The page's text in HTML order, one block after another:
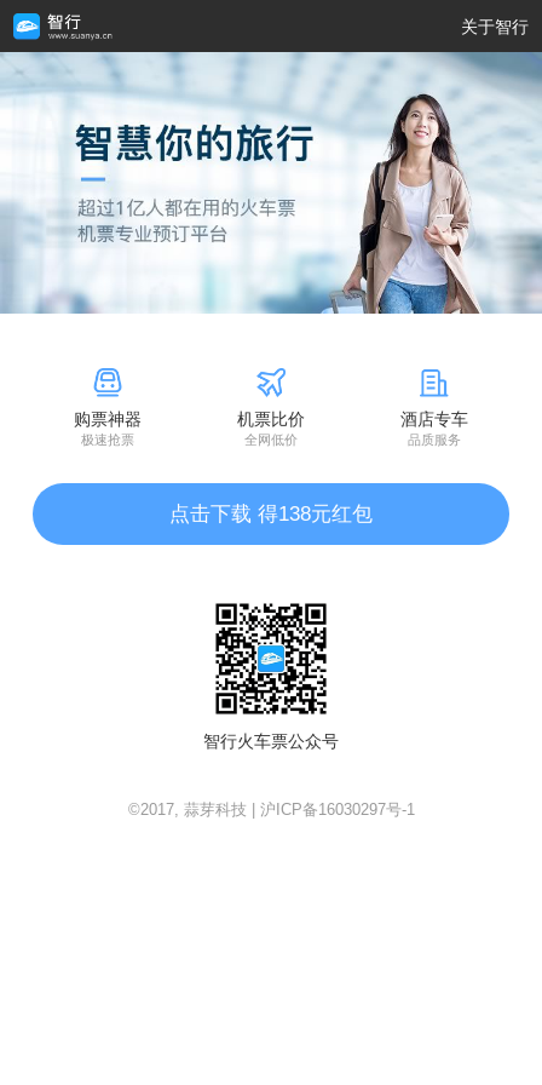
关于智行
购票神器
极速抢票
机票比价
全网低价
酒店专车
品质服务
点击下载 得138元红包
智行火车票公众号
©2017, 蒜芽科技 | 沪ICP备16030297号-1